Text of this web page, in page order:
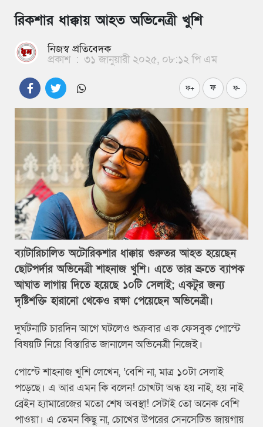
রিকশার ধাক্কায় আহত অভিনেত্রী খুশি
নিজস্ব প্রতিবেদক
প্রকাশ : ৩১ জানুয়ারী ২০২৫, ০৮:১২ পি এম
ফ+ ফ ফ-
ব্যাটারিচালিত অটোরিকশার ধাক্কায় গুরুতর আহত হয়েছেন
ছোটপর্দার অভিনেত্রী শাহনাজ খুশি। এতে তার ভ্রুতে ব্যাপক
আঘাত লাগায় দিতে হয়েছে ১০টি সেলাই; একটুর জন্য
দৃষ্টিশক্তি হারানো থেকেও রক্ষা পেয়েছেন অভিনেত্রী।
দুর্ঘটনাটি চারদিন আগে ঘটলেও শুক্রবার এক ফেসবুক পোস্টে
বিষয়টি নিয়ে বিস্তারিত জানালেন অভিনেত্রী নিজেই।
পোস্টে শাহনাজ খুশি লেখেন, ‘বেশি না, মাত্র ১০টা সেলাই
পড়েছে। এ আর এমন কি বলেন! চোখটা অন্ধ হয় নাই, হয় নাই
ব্রেইন হ্যামারেজের মতো শেষ অবস্থা! সেটাই তো অনেক বেশি
পাওয়া। এ তেমন কিছু না, চোখের উপরের সেনসেটিভ জায়গায়